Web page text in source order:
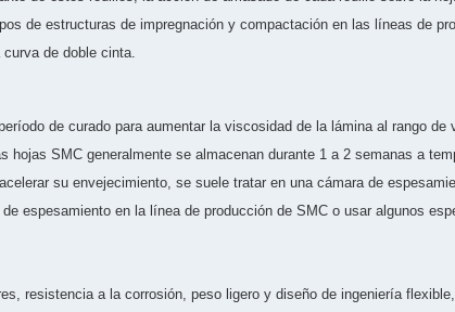
de estructuras de impregnación y compactación en las líneas de
de doble cinta.
de curado para aumentar la viscosidad de la lámina al rango
SMC generalmente se almacenan durante 1 a 2 semanas a
su envejecimiento, se suele tratar en una cámara de
espesamiento en la línea de producción de SMC o usar algunos
resistencia a la corrosión, peso ligero y diseño de ingeniería